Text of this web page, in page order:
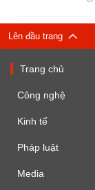
Lên đầu trang
Trang chủ
Công nghệ
Kinh tế
Pháp luật
Media